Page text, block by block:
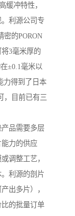
缓冲特性，
利源公司专
密的PORON
3毫米厚的
±0.1毫米以
力得到了日本
，目前已有三
品需要多层
力的供应
调整工艺，
利源的剖片
出多片），
的批量订单